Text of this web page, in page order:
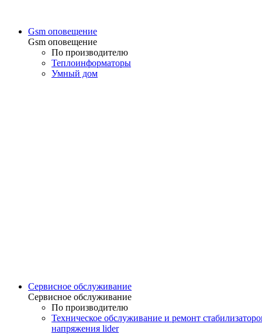
Gsm оповещение
Gsm оповещение
По производителю
Теплоинформаторы
Умный дом
Сервисное обслуживание
Сервисное обслуживание
По производителю
Техническое обслуживание и ремонт
напряжения lider